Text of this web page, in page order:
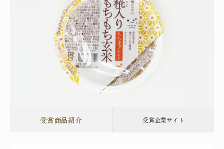
キッコーマンこころダイニング株式会社
受賞
受賞商品紹介受賞企業サイト
受賞商品紹介 受賞企業サイト
殿堂入り認定商品
金賞受賞商品